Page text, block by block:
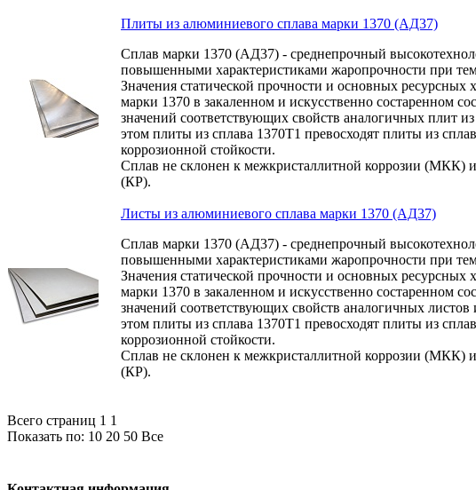
Плиты из алюминиевого сплава марки 1370 (АД37)
Сплав марки 1370 (АД37) - среднепрочный
повышенными характеристиками жаропрочности при
Значения статической прочности и основных ресурсных
марки 1370 в закаленном и искусственно состаренном
значений соответствующих свойств аналогичных плит
этом плиты из сплава 1370Т1 превосходят плиты из
коррозионной стойкости.
Сплав не склонен к межкристаллитной коррозии (МКК)
(КР).
Листы из алюминиевого сплава марки 1370 (АД37)
Сплав марки 1370 (АД37) - среднепрочный
повышенными характеристиками жаропрочности при
Значения статической прочности и основных ресурсных
марки 1370 в закаленном и искусственно состаренном
значений соответствующих свойств аналогичных
этом плиты из сплава 1370Т1 превосходят плиты из
коррозионной стойкости.
Сплав не склонен к межкристаллитной коррозии (МКК)
(КР).
Всего страниц 1 1
Показать по: 10 20 50 Все